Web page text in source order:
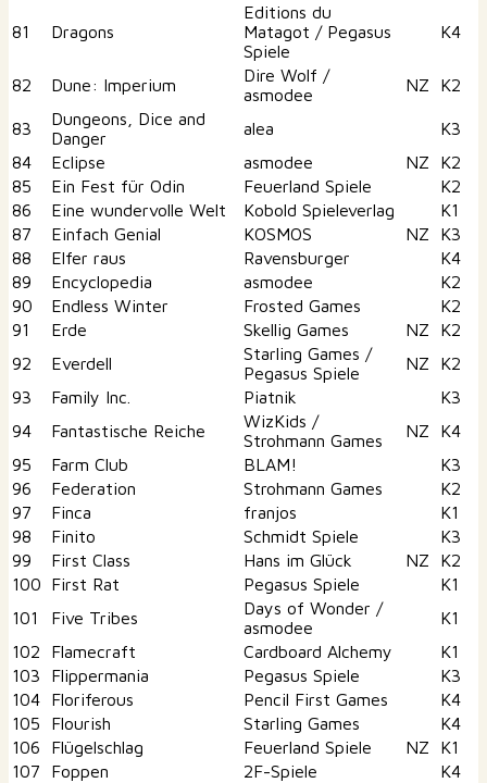
81 Dragons
Editions du
Matagot / Pegasus
Spiele
K4
82 Dune: Imperium
Dire Wolf /
asmodee
NZ K2
83
Dungeons, Dice and
Danger
alea
K3
84
Eclipse asmodee NZ
K2
85
Ein Fest für Odin Feuerland Spiele
K2
86
Eine wundervolle Welt Kobold Spieleverlag
K1
87
Einfach Genial KOSMOS NZ
K3
88
Elfer raus Ravensburger
K4
89
Encyclopedia asmodee
K2
90
Endless Winter Frosted Games
K2
91
Erde Skellig Games NZ
K2
92
Everdell
Starling Games /
Pegasus Spiele
NZ
K2
93
Family Inc. Piatnik
K3
94
Fantastische Reiche
WizKids /
Strohmann Games
NZ
K4
95
Farm Club BLAM!
K3
96
Federation Strohmann Games
K2
97
Finca franjos
K1
98
Finito Schmidt Spiele
K3
99
First Class Hans im Glück NZ
K2
100
First Rat Pegasus Spiele
K1
101
Five Tribes
Days of Wonder /
asmodee
K1
102
Flamecraft Cardboard Alchemy
K1
103
Flippermania Pegasus Spiele
K3
104
Floriferous Pencil First Games
K4
105
Flourish Starling Games
K4
106
Flügelschlag Feuerland Spiele NZ
K1
107
Foppen 2F-Spiele
K4